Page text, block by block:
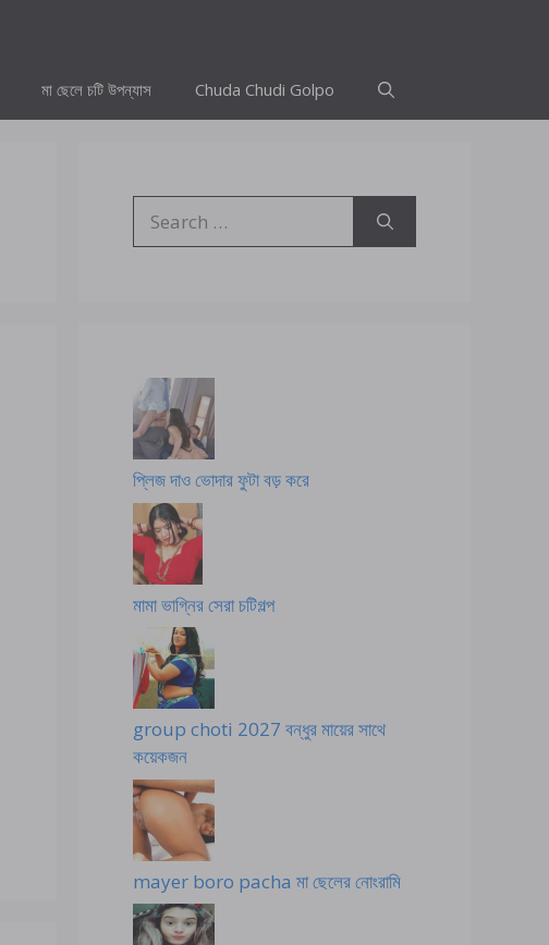
মা ছেলে চটি উপন্যাস Chuda Chudi Golpo
for:
প্লিজ দাও ভোদার ফুটা বড় করে
মামা ভাগ্নির সেরা চটিগল্প
group choti 2027 বন্ধুর মায়ের সাথে
কয়েকজন
mayer boro pacha মা ছেলের নোংরামি